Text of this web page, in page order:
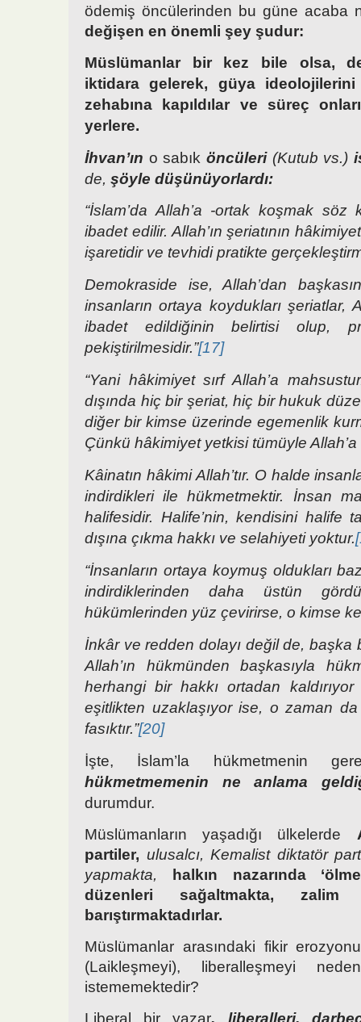
ödemiş öncülerinden bu güne acaba
değişen en önemli şey şudur:
Müslümanlar bir kez bile olsa,
iktidara gelerek, güya ideolojilerini
zehabına kapıldılar ve süreç
yerlere.
İhvan’ın o sabık öncüleri (Kutub vs.)
de, şöyle düşünüyorlardı:
“İslam’da Allah’a -ortak koşmak söz
ibadet edilir. Allah’ın şeriatının
işaretidir ve tevhidi pratikte
Demokraside ise, Allah’dan
insanların ortaya koydukları şeriatlar,
ibadet edildiğinin belirtisi olup,
pekiştirilmesidir.”[17]
“Yani hâkimiyet sırf Allah’a
dışında hiç bir şeriat, hiç bir hukuk
diğer bir kimse üzerinde egemenlik
Çünkü hâkimiyet yetkisi tümüyle Allah’a
Kâinatın hâkimi Allah’tır. O halde
indirdikleri ile hükmetmektir. İnsan
halifesidir. Halife’nin, kendisini halife
dışına çıkma hakkı ve selahiyeti yoktur.
“İnsanların ortaya koymuş oldukları
indirdiklerinden daha üstün
hükümlerinden yüz çevirirse, o kimse
İnkâr ve redden dolayı değil de, başka
Allah’ın hükmünden başkasıyla
herhangi bir hakkı ortadan
eşitlikten uzaklaşıyor ise, o zaman
fasıktır.”[20]
İşte, İslam’la hükmetmenin
hükmetmemenin ne anlama
durumdur.
Müslümanların yaşadığı ülkelerde
partiler, ulusalcı, Kemalist diktatör
yapmakta,
halkın nazarında
düzenleri sağaltmakta, zalim
barıştırmaktadırlar.
Müslümanlar arasındaki fikir
(Laikleşmeyi), liberalleşmeyi
istememektedir?
Liberal bir yazar, liberalleri,